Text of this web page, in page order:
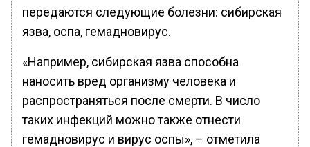
передаются следующие болезни: сибирская
язва, оспа, гемадновирус.
«Например, сибирская язва способна
наносить вред организму человека и
распространяться после смерти. В число
таких инфекций можно также отнести
гемадновирус и вирус оспы», – отметила